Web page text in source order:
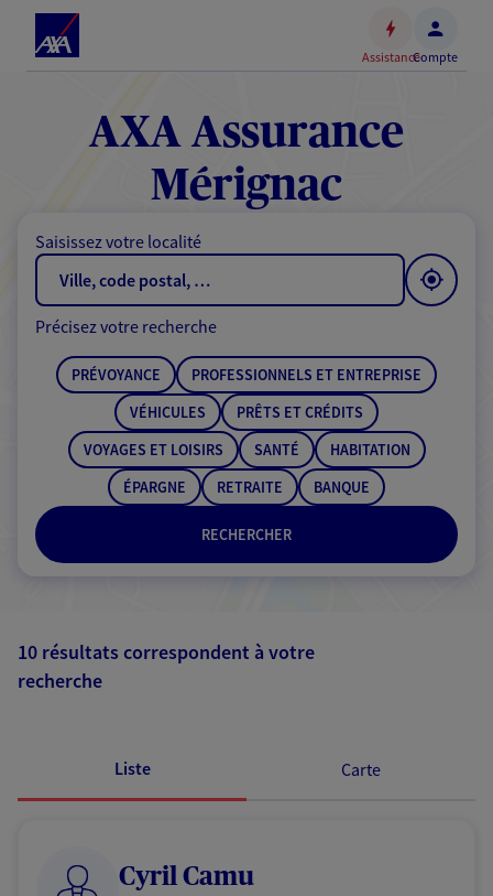
Accéder
contenu
principal
Accéder
au
de
AssistanceCompte
AXA Assurance
Mérignac
Saisissez votre localité
RECHERCHER
Précisez votre recherche
PRÉVOYANCE
PROFESSIONNELS ET ENTREPRISE
VÉHICULES
PRÊTS ET CRÉDITS
VOYAGES ET LOISIRS
SANTÉ
HABITATION
ÉPARGNE
RETRAITE BANQUE
10 résultats correspondent à votre
recherche
Liste Carte
Cyril Camu